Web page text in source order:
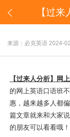

【过来人分
来源：必克英语 2024-
【过来人分析】网
的网上英语口语班
惠，越来越多人都
篇文章就来和大家
的朋友可以看看哦！